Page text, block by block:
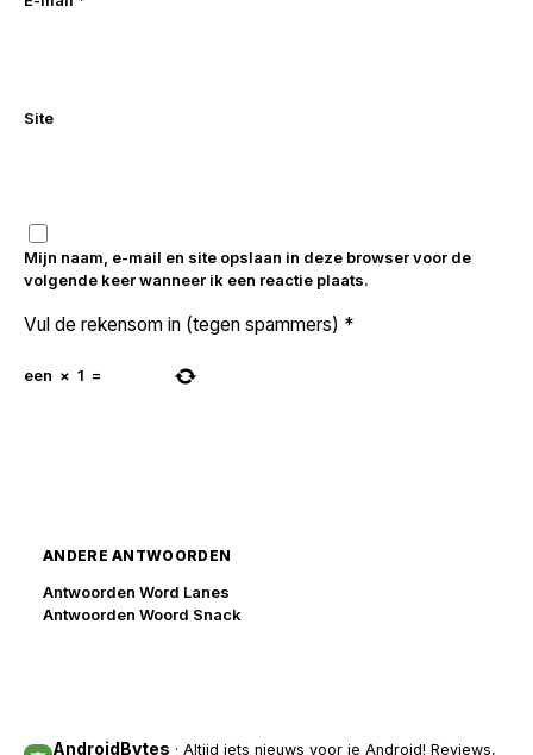
Site
Mijn naam, e-mail en site opslaan in deze browser voor de
volgende keer wanneer ik een reactie plaats.
Vul de rekensom in (tegen spammers) *
een × 1 =
ANDERE ANTWOORDEN
Antwoorden Word Lanes
Antwoorden Woord Snack
AndroidBytes · Altijd iets nieuws voor je Android! Reviews,